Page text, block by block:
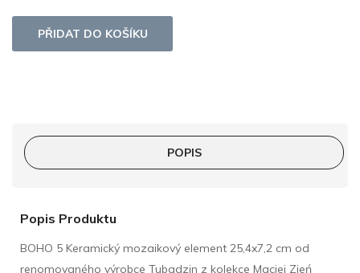
POPIS
Popis Produktu
BOHO 5 Keramický mozaikový element 25,4x7,2 cm od
renomovaného výrobce Tubadzin z kolekce Maciej Zień